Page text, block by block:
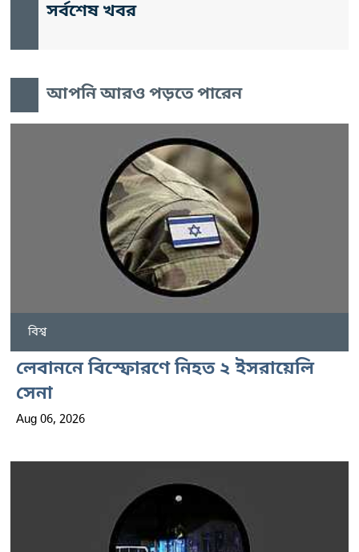
সর্বশেষ খবর
আপনি আরও পড়তে পারেন
বিশ্ব
লেবাননে বিস্ফোরণে নিহত ২ ইসরায়েলি
সেনা
Aug 06, 2026